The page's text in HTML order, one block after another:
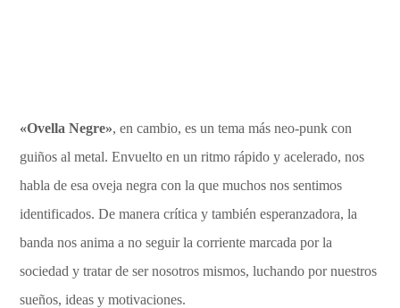
«Ovella Negre», en cambio, es un tema más neo-punk con
guiños al metal. Envuelto en un ritmo rápido y acelerado, nos
habla de esa oveja negra con la que muchos nos sentimos
identificados. De manera crítica y también esperanzadora, la
banda nos anima a no seguir la corriente marcada por la
sociedad y tratar de ser nosotros mismos, luchando por nuestros
sueños, ideas y motivaciones.